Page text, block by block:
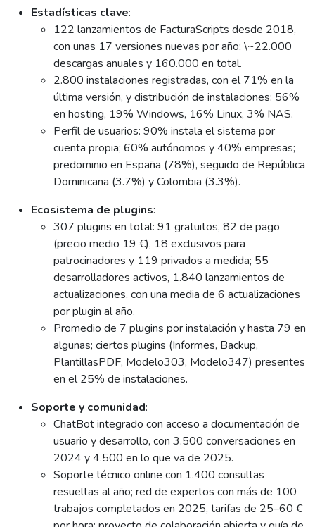
Estadísticas clave:
122 lanzamientos de FacturaScripts desde 2018,
con unas 17 versiones nuevas por año; \~22.000
descargas anuales y 160.000 en total.
2.800 instalaciones registradas, con el 71% en la
última versión, y distribución de instalaciones: 56%
en hosting, 19% Windows, 16% Linux, 3% NAS.
Perfil de usuarios: 90% instala el sistema por
cuenta propia; 60% autónomos y 40% empresas;
predominio en España (78%), seguido de República
Dominicana (3.7%) y Colombia (3.3%).
Ecosistema de plugins:
307 plugins en total: 91 gratuitos, 82 de pago
(precio medio 19 €), 18 exclusivos para
patrocinadores y 119 privados a medida; 55
desarrolladores activos, 1.840 lanzamientos de
actualizaciones, con una media de 6 actualizaciones
por plugin al año.
Promedio de 7 plugins por instalación y hasta 79 en
algunas; ciertos plugins (Informes, Backup,
PlantillasPDF, Modelo303, Modelo347) presentes
en el 25% de instalaciones.
Soporte y comunidad:
ChatBot integrado con acceso a documentación de
usuario y desarrollo, con 3.500 conversaciones en
2024 y 4.500 en lo que va de 2025.
Soporte técnico online con 1.400 consultas
resueltas al año; red de expertos con más de 100
trabajos completados en 2025, tarifas de 25–60 €